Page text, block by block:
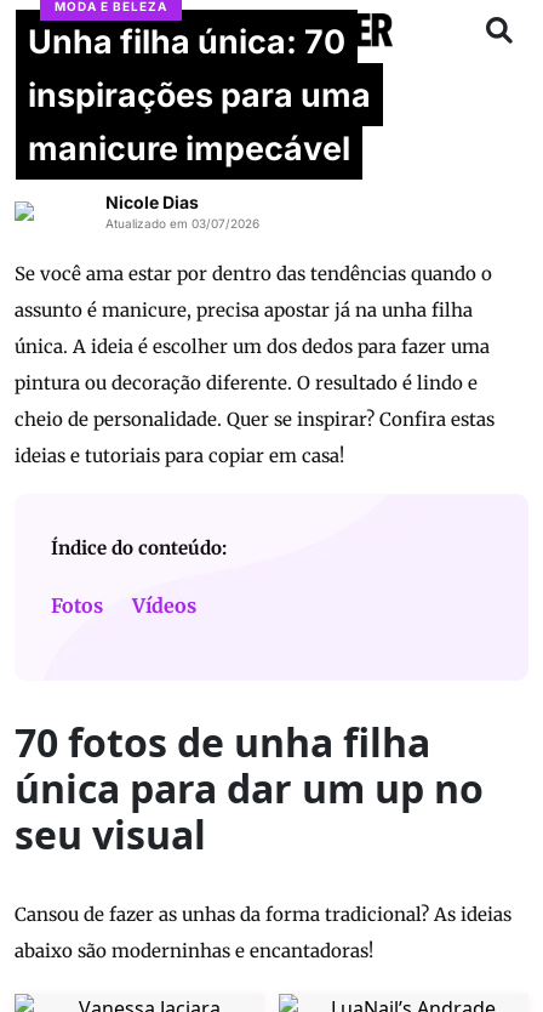
MODA E BELEZA
Unha filha única: 70
inspirações para uma
manicure impecável
Nicole Dias
Atualizado em 03/07/2026
Se você ama estar por dentro das tendências quando o
assunto é manicure, precisa apostar já na unha filha
única. A ideia é escolher um dos dedos para fazer uma
pintura ou decoração diferente. O resultado é lindo e
cheio de personalidade. Quer se inspirar? Confira estas
ideias e tutoriais para copiar em casa!
Índice do conteúdo:
Fotos Vídeos
70 fotos de unha filha
única para dar um up no
seu visual
Cansou de fazer as unhas da forma tradicional? As ideias
abaixo são moderninhas e encantadoras!